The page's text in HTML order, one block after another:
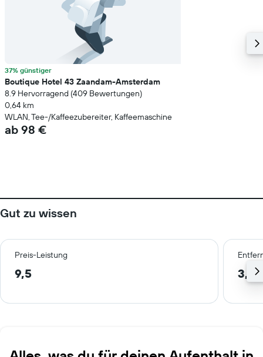
37% günstiger
Boutique Hotel 43 Zaandam-Amsterdam
8.9 Hervorragend (409 Bewertungen)
0,64 km
WLAN, Tee-/Kaffeezubereiter, Kaffeemaschine
ab 98 €
Gut zu wissen
Preis-Leistung
9,5 3,9